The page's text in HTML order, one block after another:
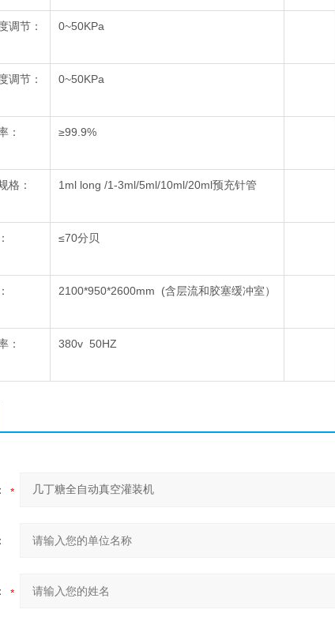
调节： 0~50KPa
调节： 0~50KPa
： ≥99.9%
格： 1ml long /1-3ml/5ml/10ml/20ml预充针管
≤70分贝
2100*950*2600mm (含层流和胶塞缓冲室）
： 380v 50HZ